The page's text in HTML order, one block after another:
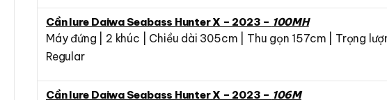
Cần lure Daiwa Seabass Hunter X – 2023 – 100MH
Máy đứng | 2 khúc | Chiều dài 305cm | Thu gọn 157cm | Trọng
Regular
Cần lure Daiwa Seabass Hunter X – 2023 – 106M